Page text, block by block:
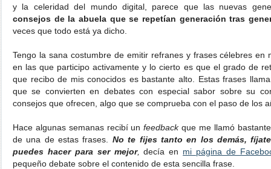
y la celeridad del mundo digital, parece que las nuevas
consejos de la abuela que se repetían generación tras
veces que todo está ya dicho.
Tengo la sana costumbre de emitir refranes y frases célebres
en las que participo activamente y lo cierto es que el grado de
que recibo de mis conocidos es bastante alto. Estas frases
que se convierten en debates con especial sabor sobre su
consejos que ofrecen, algo que se comprueba con el paso de los
Hace algunas semanas recibí unfeedbackque me llamó
de una de estas frases. No te fijes tanto en los demás,
puedes hacer para ser mejor,decía en mi página de
pequeño debate sobre el contenido de esta sencilla frase.